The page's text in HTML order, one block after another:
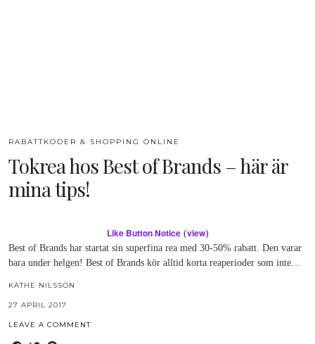
RABATTKODER & SHOPPING ONLINE
Tokrea hos Best of Brands – här är
mina tips!
Like Button Notice(view)
Best of Brands har startat sin superfina rea med 30-50% rabatt. Den varar
bara under helgen! Best of Brands kör alltid korta reaperioder som inte…
KÄTHE NILSSON
27 APRIL 2017
LEAVE A COMMENT